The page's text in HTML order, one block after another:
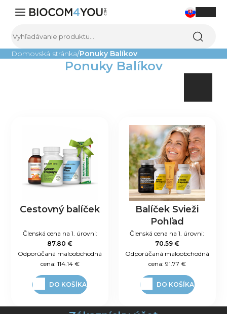
Výživové doplnky
Všetky produkty
Kontakt
Domovská stránka Ponuky Balíkov
Ponuky Balíkov
Cestovný balíček
Členská cena na 1. úrovni:
87.80 €
Odporúčaná maloobchodná
cena: 114.14 €
DO KOŠÍKA
Balíček Svieži
Pohľad
Členská cena na 1. úrovni:
70.59 €
Odporúčaná maloobchodná
cena: 91.77 €
DO KOŠÍKA